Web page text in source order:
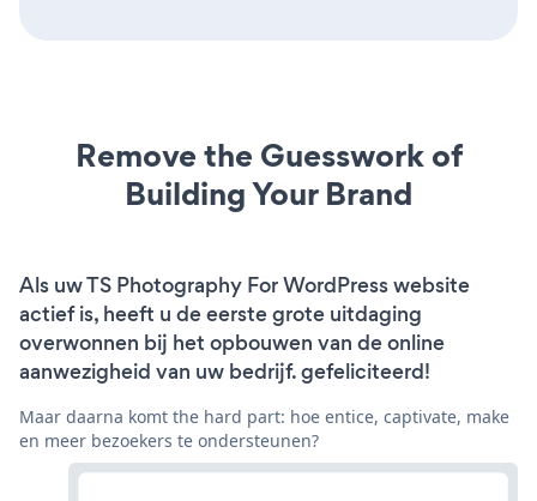
Remove the Guesswork of
Building Your Brand
Als uw TS Photography For WordPress website
actief is, heeft u de eerste grote uitdaging
overwonnen bij het opbouwen van de online
aanwezigheid van uw bedrijf. gefeliciteerd!
Maar daarna komt the hard part: hoe entice, captivate, make
en meer bezoekers te ondersteunen?